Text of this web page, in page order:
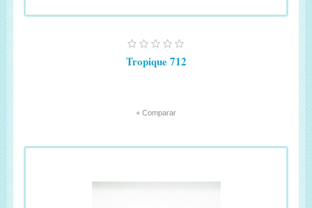
Tropique 712
+ Comparar